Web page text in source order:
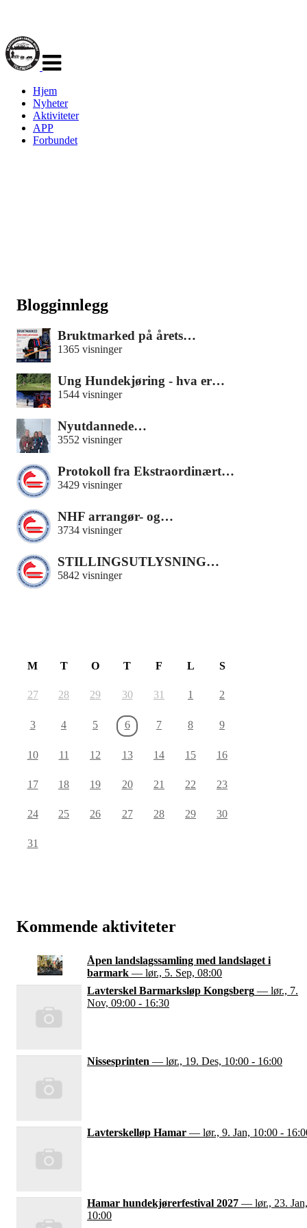
navigasjon
Hjem
Nyheter
Aktiviteter
APP
Forbundet
Blogginnlegg
Bruktmarked på årets…
1365 visninger
Ung Hundekjøring - hva er…
1544 visninger
Nyutdannede…
3552 visninger
Protokoll fra Ekstraordinært…
3429 visninger
NHF arrangør- og…
3734 visninger
STILLINGSUTLYSNING…
5842 visninger
M T O T F L S
27 28 29 30 31 1 2
3 4 5 6 7 8 9
10 11 12 13 14 15 16
17 18 19 20 21 22 23
24 25 26 27 28 29 30
31
Kommende aktiviteter
Åpen landslagssamling med landslaget i
barmark — lør., 5. Sep, 08:00
Lavterskel Barmarksløp Kongsberg — lør., 7.
Nov, 09:00 - 16:30
Nissesprinten — lør., 19. Des, 10:00 - 16:00
Lavterskelløp Hamar — lør., 9. Jan, 10:00 -
Hamar hundekjørerfestival 2027 — lør., 23.
10:00